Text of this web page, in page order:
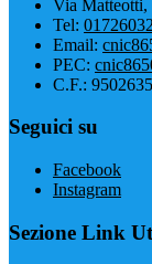
Via Matteotti,
Tel:
Email:
PEC:
C.F.:
Seguici su
Facebook
Instagram
Sezione Link